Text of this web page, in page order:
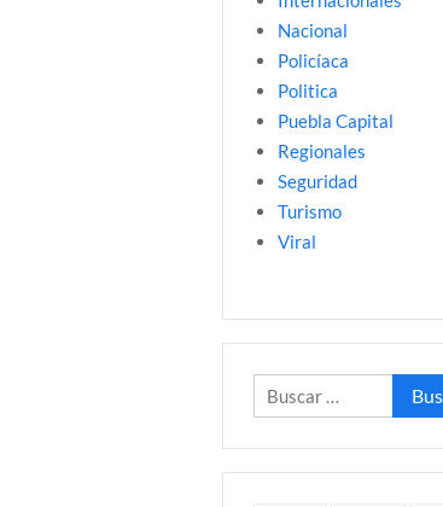
Nacional
Policíaca
Politica
Puebla Capital
Regionales
Seguridad
Turismo
Viral
Buscar: